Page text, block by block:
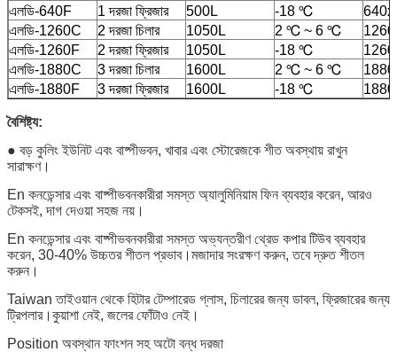
এলডি-640F
1 দরজা ফ্রিজার 500L -18 ℃
এলডি-1260C
2 দরজা চিলার 1050L 2 ℃ ~ 6 ℃
এলডি-1260F
2 দরজা ফ্রিজার 1050L -18 ℃
এলডি-1880C
3 দরজা চিলার 1600L 2 ℃ ~ 6 ℃
এলডি-1880F
3 দরজা ফ্রিজার 1600L -18 ℃
বৈশিষ্ট্য:
● বড় কুলিং ইউনিট এবং বাষ্পীভবন, খাবার এবং স্টোরেজকে শীত অবস্থায় রাখুন
সারাক্ষণ।
En কনডেন্সার এবং বাষ্পীভবনকারীরা সমস্ত অ্যালুমিনিয়াম ফিন ব্যবহার করেন, আরও
টেকসই, দাগ দেওয়া সহজ নয়।
En কনডেন্সার এবং বাষ্পীভবনকারীরা সমস্ত অভ্যন্তরীণ থ্রেড কপার টিউব ব্যবহার
করেন, 30-40% উচ্চতর শীতল প্রভাব।মজাদার সংরক্ষণ করুন, তবে দ্রুত শীতল
করুন।
Taiwan তাইওয়ান থেকে হিটার টেম্পারেড গ্লাস, চিলারের জন্য ডাবল, ফ্রিজারের জন্য
ট্রিপলার।কুয়াশা নেই, জলের ফোঁটাও নেই।
Position অবস্থান ফাংশন সহ অটো বন্ধ দরজা